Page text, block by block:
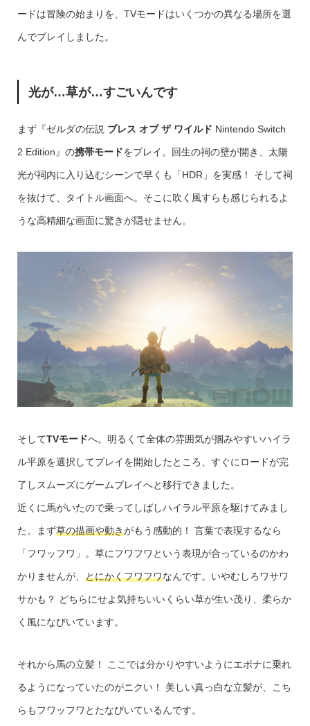
ードは冒険の始まりを、TVモードはいくつかの異なる場所を選
んでプレイしました。
光が…草が…すごいんです
まず『ゼルダの伝説 ブレス オブ ザ ワイルド Nintendo Switch
2 Edition』の携帯モードをプレイ。回生の祠の壁が開き、太陽
光が祠内に入り込むシーンで早くも「HDR」を実感！ そして祠
を抜けて、タイトル画面へ。そこに吹く風すらも感じられるよ
うな高精細な画面に驚きが隠せません。
そしてTVモードへ。明るくて全体の雰囲気が掴みやすいハイラ
ル平原を選択してプレイを開始したところ、すぐにロードが完
了しスムーズにゲームプレイへと移行できました。
近くに馬がいたので乗ってしばしハイラル平原を駆けてみまし
た。まず草の描画や動きがもう感動的！ 言葉で表現するなら
「フワッフワ」。草にフワフワという表現が合っているのかわ
かりませんが、 とにかくフワフワなんです。いやむしろワサワ
サかも？ どちらにせよ気持ちいいくらい草が生い茂り、柔らか
く風になびいています。
それから馬の立髪！ ここでは分かりやすいようにエポナに乗れ
るようになっていたのがニクい！ 美しい真っ白な立髪が、こち
らもフワッフワとたなびいているんです。